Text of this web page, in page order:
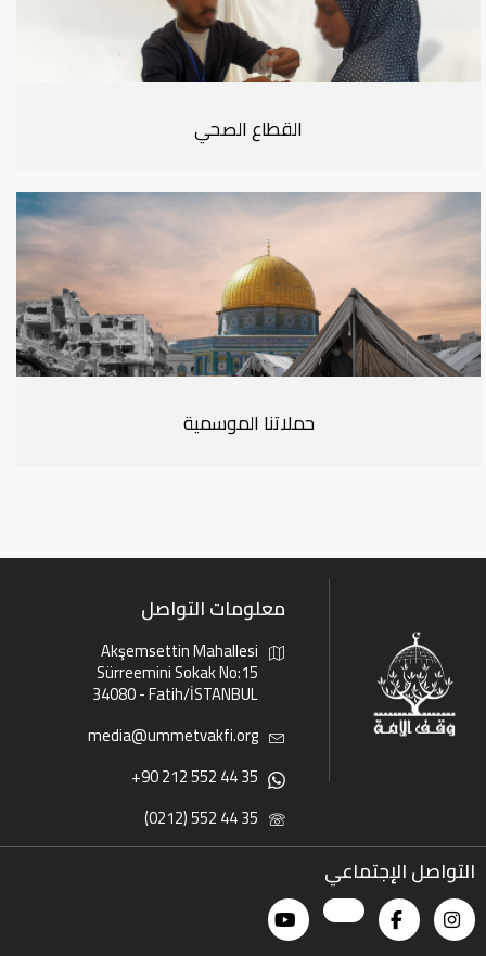
القطاع الصحي
حملاتنا الموسمية
معلومات التواصل
Akşemsettin Mahallesi
Sürreemini Sokak No:15
34080 - Fatih/İSTANBUL
media@ummetvakfi.org
+90 212 552 44 35
(0212) 552 44 35
التواصل الإجتماعي